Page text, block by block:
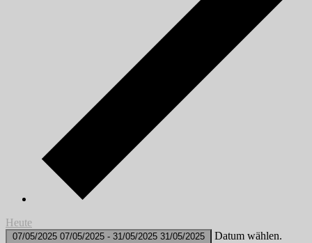
Heute
07/05/2025 07/05/2025 - 31/05/2025 31/05/2025 Datum wählen.